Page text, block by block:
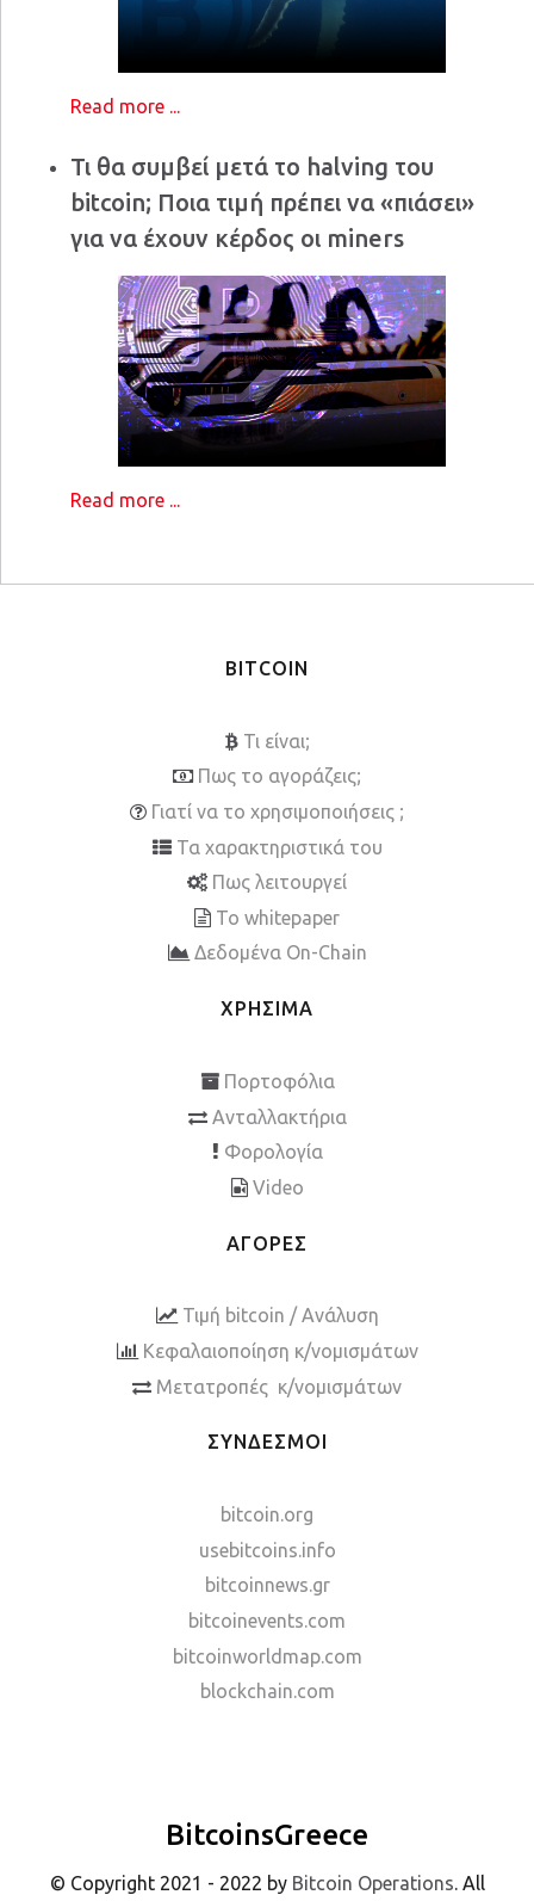
Read more ...
Τι θα συμβεί μετά το halving του
bitcoin; Ποια τιμή πρέπει να «πιάσει»
για να έχουν κέρδος οι miners
Read more ...
BITCOIN
Τι είναι;
Πως το αγοράζεις;
Γιατί να το χρησιμοποιήσεις ;
Τα χαρακτηριστικά του
Πως λειτουργεί
To whitepaper
Δεδομένα On-Chain
ΧΡΗΣΙΜΑ
Πορτοφόλια
Ανταλλακτήρια
Φορολογία
Video
ΑΓΟΡΕΣ
Τιμή bitcoin / Ανάλυση
Κεφαλαιοποίηση κ/νομισμάτων
Μετατροπές κ/νομισμάτων
ΣΥΝΔΕΣΜΟΙ
bitcoin.org
usebitcoins.info
bitcoinnews.gr
bitcoinevents.com
bitcoinworldmap.com
blockchain.com
BitcoinsGreece
© Copyright 2021 - 2022 by Bitcoin Operations. All